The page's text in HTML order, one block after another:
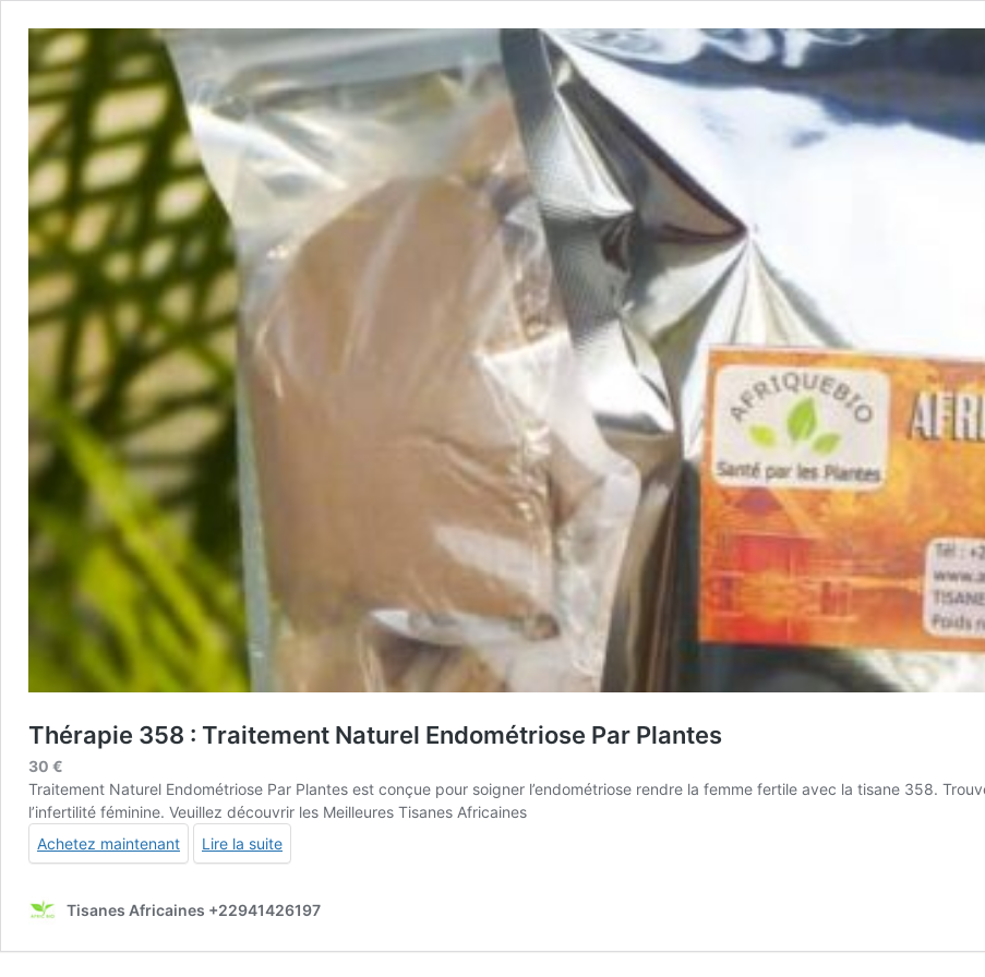
Thérapie 358 : Traitement Naturel Endométriose Par Plantes
30 €
Traitement Naturel Endométriose Par Plantes est conçue pour soigner l’endométriose rendre la femme fertile avec la tisane 358.
l’infertilité féminine. Veuillez découvrir les Meilleures Tisanes Africaines
Achetez maintenant
Lire la suite
Tisanes Africaines +22941426197